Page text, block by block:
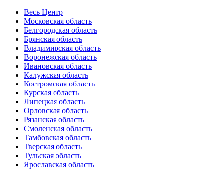
Весь Центр
Московская область
Белгородская область
Брянская область
Владимирская область
Воронежская область
Ивановская область
Калужская область
Костромская область
Курская область
Липецкая область
Орловская область
Рязанская область
Смоленская область
Тамбовская область
Тверская область
Тульская область
Ярославская область